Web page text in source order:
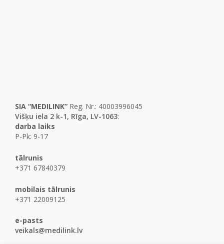
SIA “MEDILINK” Reg. Nr.: 40003996045
Višķu iela 2 k-1, Rīga, LV-1063:
darba laiks
P-Pk: 9-17
tālrunis
+371 67840379
mobilais tālrunis
+371 22009125
e-pasts
veikals@medilink.lv